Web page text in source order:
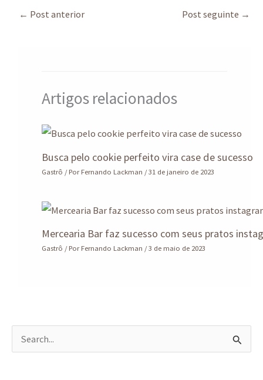
sA
e
← Post anterior Post seguinte →
Artigos relacionados
Busca pelo cookie perfeito vira case de sucesso
Gastrô / PorFernando Lackman /31 de janeiro de 2023
Mercearia Bar faz sucesso com seus pratos
Gastrô / PorFernando Lackman /3 de maio de 2023